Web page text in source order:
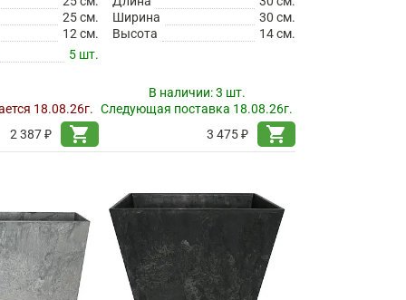
25 см.
12 см.
5 шт.
18.08.26г.
2 387 ₽
shopping_cart
Ширина
30 см.
Высота
14 см.
В наличии:3 шт.
Следующая поставка 18.08.26г.
3 475 ₽
shopping_cart